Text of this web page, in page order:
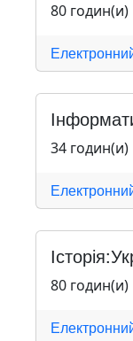
80 годин(и)
34 годин(и)
80 годин(и)